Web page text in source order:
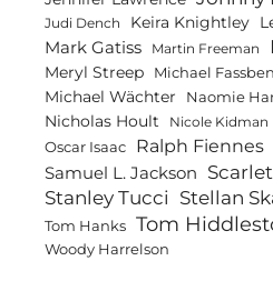
Judi Dench Keira Knightley
Mark Gatiss Martin Freeman
Meryl Streep Michael
Michael Wächter Naomie
Nicholas Hoult Nicole Kidman
Oscar Isaac Ralph Fiennes
Samuel L. Jackson
Stanley Tucci Stellan
Tom Hanks Tom
Woody Harrelson